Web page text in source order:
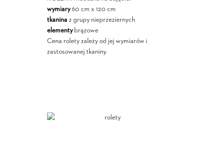
wymiary60 cm x 120 cm
tkaninaz grupy nieprzeziernych
elementybrązowe
Cena rolety zależy od jej wymiarów i
zastosowanej tkaniny.